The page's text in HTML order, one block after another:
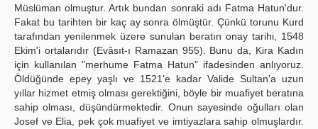
Müslüman olmuştur. Artık bundan sonraki adı Fatma Hatun'dur.
Fakat bu tarihten bir kaç ay sonra ölmüştür. Çünkü torunu Kurd
tarafından yenilenmek üzere sunulan beratın onay tarihi, 1548
Ekim'i ortalarıdır (Evâsıt-ı Ramazan 955). Bunu da, Kira Kadın
için kullanılan "merhume Fatma Hatun" ifadesinden anlıyoruz.
Öldüğünde epey yaşlı ve 1521'e kadar Valide Sultan'a uzun
yıllar hizmet etmiş olması gerektiğini, böyle bir muafiyet beratına
sahip olması, düşündürmektedir. Onun sayesinde oğulları olan
Josef ve Elia, pek çok muafiyet ve imtiyazlara sahip olmuşlardır.